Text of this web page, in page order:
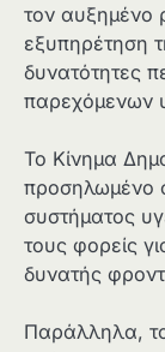
τον αυξημένο
εξυπηρέτηση
δυνατότητες
παρεχόμενων
Το Κίνημα
προσηλωμένο
συστήματος
τους φορείς
δυνατής
Παράλληλα, το